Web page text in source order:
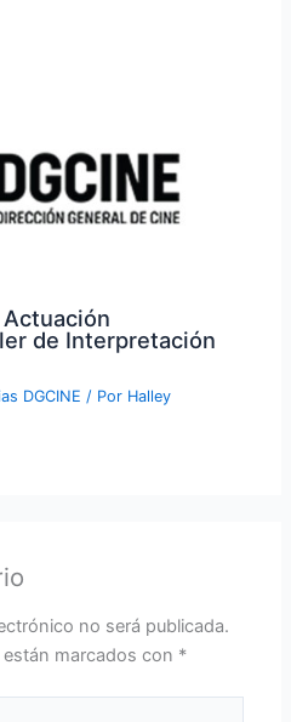
de Interpretación
DGCINE / Por Halley
no será publicada.
marcados con *